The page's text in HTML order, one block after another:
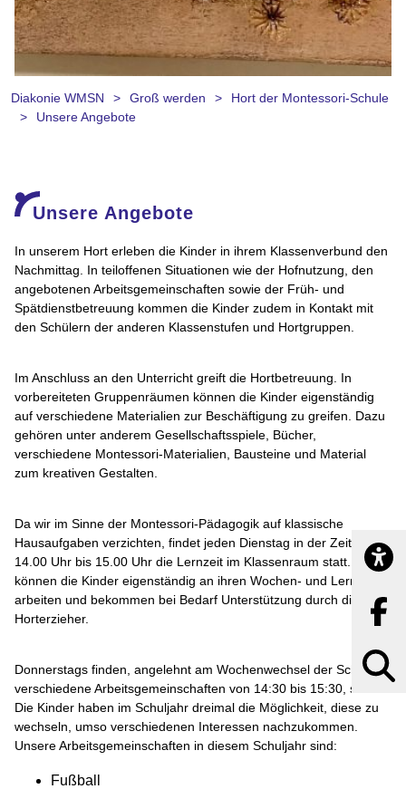
slide 1
Diakonie WMSN Groß werden
Hort der Montessori-Schule
Unsere Angebote
Unsere Angebote
In unserem Hort erleben die Kinder in ihrem Klassenverbund den
Nachmittag. In teiloffenen Situationen wie der Hofnutzung, den
angebotenen Arbeitsgemeinschaften sowie der Früh- und
Spätdienstbetreuung kommen die Kinder zudem in Kontakt mit
den Schülern der anderen Klassenstufen und Hortgruppen.
Im Anschluss an den Unterricht greift die Hortbetreuung. In
vorbereiteten Gruppenräumen können die Kinder eigenständig
auf verschiedene Materialien zur Beschäftigung zu greifen. Dazu
gehören unter anderem Gesellschaftsspiele, Bücher,
verschiedene Montessori-Materialien, Bausteine und Material
zum kreativen Gestalten.
Da wir im Sinne der Montessori-Pädagogik auf klassische
Hausaufgaben verzichten, findet jeden Dienstag in der Zeit von
14.00 Uhr bis 15.00 Uhr die Lernzeit im Klassenraum statt. Hier
können die Kinder eigenständig an ihren Wochen- und Lernzielen
arbeiten und bekommen bei Bedarf Unterstützung durch die
Horterzieher.
Donnerstags finden, angelehnt am Wochenwechsel der Schule,
verschiedene Arbeitsgemeinschaften von 14:30 bis 15:30, statt.
Die Kinder haben im Schuljahr dreimal die Möglichkeit, diese zu
wechseln, umso verschiedenen Interessen nachzukommen.
Unsere Arbeitsgemeinschaften in diesem Schuljahr sind:
Fußball